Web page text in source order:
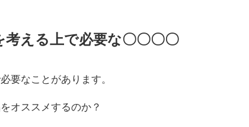
える上で必要な〇〇〇〇
要なことがあります。
オススメするのか？